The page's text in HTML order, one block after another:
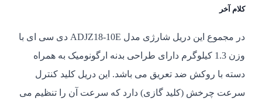
کلام آخر
در مجموع این دریل شارژی مدل ADJZ18-10E دی سی ای با
وزن 1.3 کیلوگرم دارای طراحی بدنه ارگونومیک به همراه
دسته با روکش ضد تعریق می باشد. این دریل کلید کنترل
سرعت چرخش (کلید گازی) دارد که سرعت آن را تنظیم می